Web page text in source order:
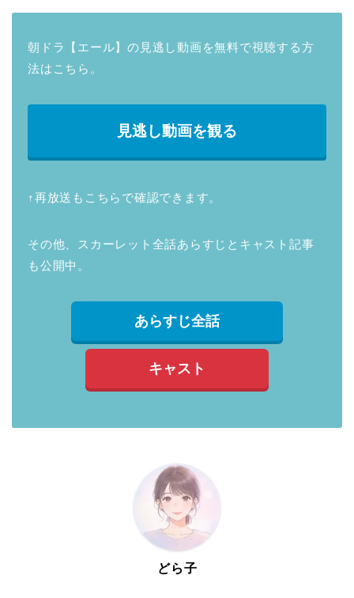
朝ドラ【エール】の見逃し動画を無料で視聴する方
法はこちら。
見逃し動画を観る
↑再放送もこちらで確認できます。
その他、スカーレット全話あらすじとキャスト記事
も公開中。
あらすじ全話
キャスト
どら子